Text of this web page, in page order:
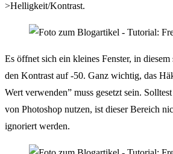
>Helligkeit/Kontrast.
Es öffnet sich ein kleines Fenster, in
den Kontrast auf -50. Ganz wichtig, das
Wert verwenden” muss gesetzt sein.
von Photoshop nutzen, ist dieser Bereich
ignoriert werden.